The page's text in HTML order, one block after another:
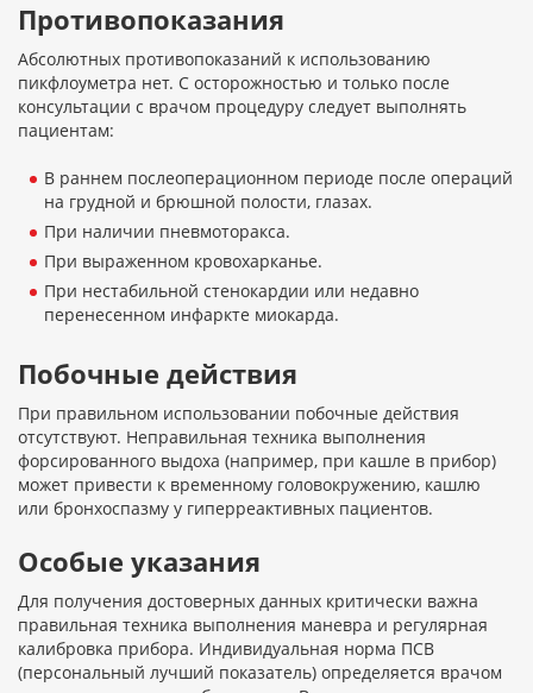
Противопоказания
Абсолютных противопоказаний к использованию
пикфлоуметра нет. С осторожностью и только после
консультации с врачом процедуру следует выполнять
пациентам:
В раннем послеоперационном периоде после операций
на грудной и брюшной полости, глазах.
При наличии пневмоторакса.
При выраженном кровохарканье.
При нестабильной стенокардии или недавно
перенесенном инфаркте миокарда.
Побочные действия
При правильном использовании побочные действия
отсутствуют. Неправильная техника выполнения
форсированного выдоха (например, при кашле в прибор)
может привести к временному головокружению, кашлю
или бронхоспазму у гиперреактивных пациентов.
Особые указания
Для получения достоверных данных критически важна
правильная техника выполнения маневра и регулярная
калибровка прибора. Индивидуальная норма ПСВ
(персональный лучший показатель) определяется врачом